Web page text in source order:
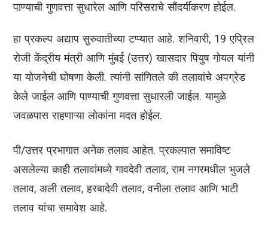
पाण्याची गुणवत्ता सुधारेल आणि परिसराचे सौंदर्यीकरण होईल.
हा प्रकल्प अद्याप सुरुवातीच्या टप्प्यात आहे. शनिवारी, 19 एप्रिल
रोजी केंद्रीय मंत्री आणि मुंबई (उत्तर) खासदार पियुष गोयल यांनी
या योजनेची घोषणा केली. त्यांनी सांगितले की तलावांचे अपग्रेड
केले जाईल आणि पाण्याची गुणवत्ता सुधारली जाईल. यामुळे
जवळपास राहणाऱ्या लोकांना मदत होईल.
पी/उत्तर प्रभागात अनेक तलाव आहेत. प्रकल्पात समाविष्ट
असलेल्या काही तलावांमध्ये गावदेवी तलाव, राम नगरमधील भुजले
तलाव, अली तलाव, हरबादेवी तलाव, वनीला तलाव आणि भाटी
तलाव यांचा समावेश आहे.